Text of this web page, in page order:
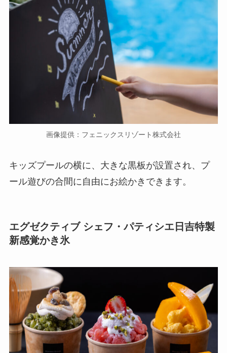
画像提供：フェニックスリゾート株式会社
キッズプールの横に、大きな黒板が設置され、プ
ール遊びの合間に自由にお絵かきできます。
エグゼクティブ シェフ・パティシエ日吉特製
新感覚かき氷